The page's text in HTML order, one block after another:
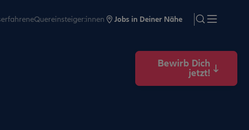
Quereinsteiger:innen Jobs in Deiner Nähe search
Bewirb Dich
jetzt!